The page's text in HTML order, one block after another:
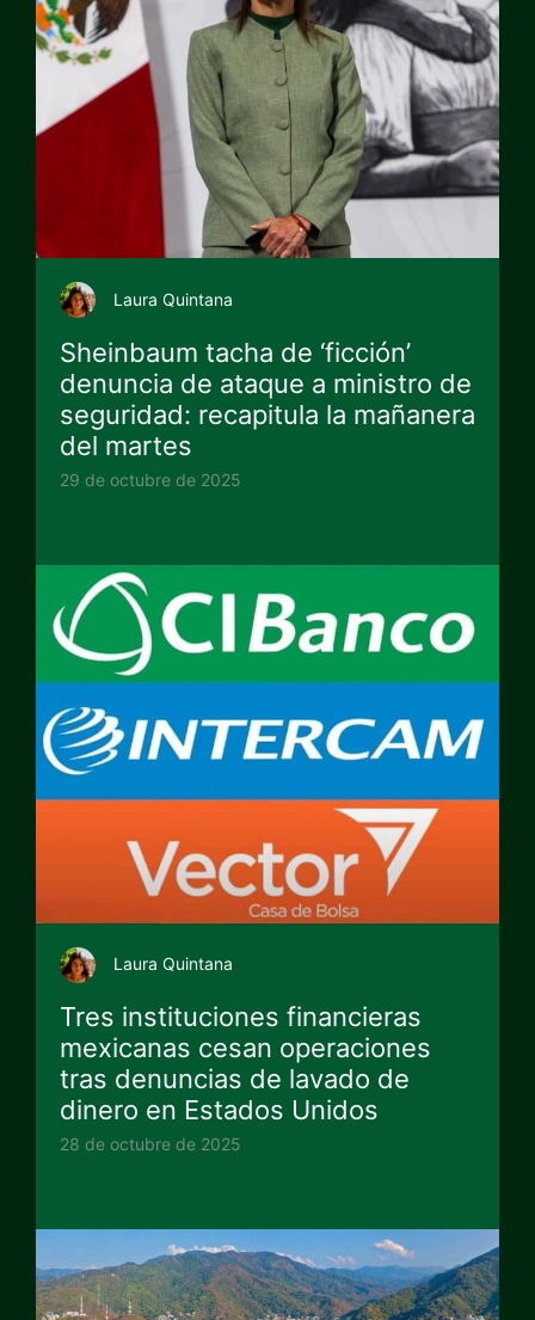
Laura Quintana
Sheinbaum tacha de ‘ficción’
denuncia de ataque a ministro de
seguridad: recapitula la mañanera
del martes
29 de octubre de 2025
Laura Quintana
Tres instituciones financieras
mexicanas cesan operaciones
tras denuncias de lavado de
dinero en Estados Unidos
28 de octubre de 2025